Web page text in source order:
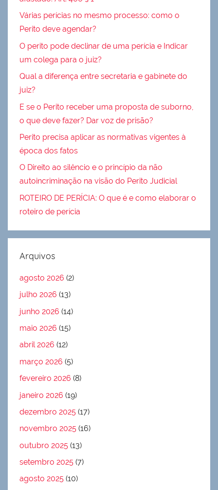
Várias perícias no mesmo processo: como o
Perito deve agendar?
O perito pode declinar de uma perícia e Indicar
um colega para o juiz?
Qual a diferença entre secretaria e gabinete do
juiz?
E se o Perito receber uma proposta de suborno,
o que deve fazer? Dar voz de prisão?
Perito precisa aplicar as normativas vigentes à
época dos fatos
O Direito ao silêncio e o princípio da não
autoincriminação na visão do Perito Judicial
ROTEIRO DE PERÍCIA: O que é e como elaborar o
roteiro de perícia
Arquivos
agosto 2026 (2)
julho 2026 (13)
junho 2026 (14)
maio 2026 (15)
abril 2026 (12)
março 2026 (5)
fevereiro 2026 (8)
janeiro 2026 (19)
dezembro 2025 (17)
novembro 2025 (16)
outubro 2025 (13)
setembro 2025 (7)
agosto 2025 (10)